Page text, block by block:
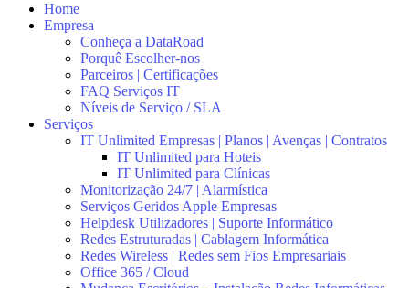
Home
Empresa
Conheça a DataRoad
Porquê Escolher-nos
Parceiros | Certificações
FAQ Serviços IT
Níveis de Serviço / SLA
Serviços
IT Unlimited Empresas | Planos | Avenças | Contratos
IT Unlimited para Hoteis
IT Unlimited para Clínicas
Monitorização 24/7 | Alarmística
Serviços Geridos Apple Empresas
Helpdesk Utilizadores | Suporte Informático
Redes Estruturadas | Cablagem Informática
Redes Wireless | Redes sem Fios Empresariais
Office 365 / Cloud